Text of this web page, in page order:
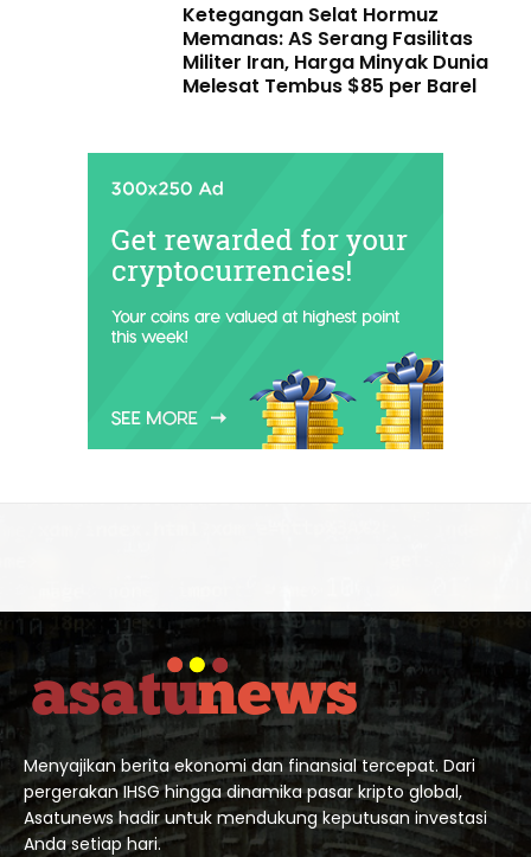
Ketegangan Selat Hormuz
Memanas: AS Serang Fasilitas
Militer Iran, Harga Minyak Dunia
Melesat Tembus $85 per Barel
Menyajikan berita ekonomi dan finansial tercepat. Dari
pergerakan IHSG hingga dinamika pasar kripto global,
Asatunews hadir untuk mendukung keputusan investasi
Anda setiap hari.